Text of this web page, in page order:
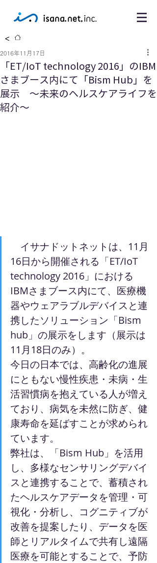
<
「ET/IoT technology 2016」のIBM
さまブース内にて「Bism Hub」を
展示 〜未来のヘルスケアライフを
紹介〜
2016年11月17日
イサナドットネットは、11月
16日から開催される「ET/IoT
technology 2016」における
IBMさまブース内にて、医療機
器やウェアラブルデバイスと連
携したソリューション「Bism
hub」の展示をします（展示は
11月18日のみ）。
今日の日本では、高齢化の進展
にともない慢性疾患・未病・生
活習慣病を抱えている人が増え
ており、病気を未然に防ぎ、健
康寿命を延ばすことが求められ
ています。
弊社は、「Bism Hub」を活用
し、多様なセンサリングデバイ
スと連携することで、蓄積され
たヘルスケアデータを管理・可
視化・分析し、コグニティブが
改善を提案したり、データを医
師とリアルタイムで共有し遠隔
医療を可能とすることで、予防